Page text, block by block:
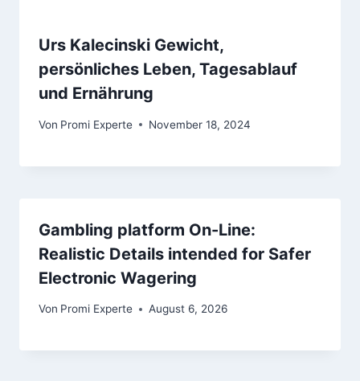
Urs Kalecinski Gewicht,
persönliches Leben, Tagesablauf
und Ernährung
Von Promi Experte November 18, 2024
Gambling platform On-Line:
Realistic Details intended for Safer
Electronic Wagering
Von Promi Experte August 6, 2026